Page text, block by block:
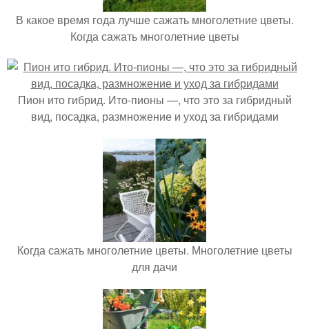
В какое время года лучше сажать многолетние цветы.
Когда сажать многолетние цветы
Пион ито гибрид. Ито-пионы —, что это за гибридный
вид, посадка, размножение и уход за гибридами
Когда сажать многолетние цветы. Многолетние цветы
для дачи